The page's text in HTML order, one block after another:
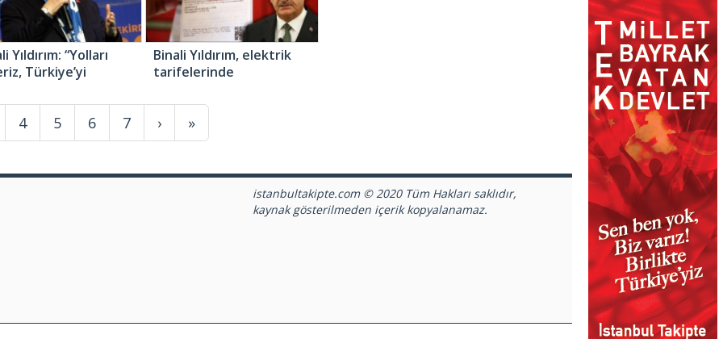
Yıldırım: “Yolları
Türkiye’yi
Binali Yıldırım, elektrik
tarifelerinde
düzenlemeyi açıkladı
4 5 6 7 › »
istanbultakipte.com © 2020 Tüm Hakları saklıdır,
kaynak gösterilmeden içerik kopyalanamaz.